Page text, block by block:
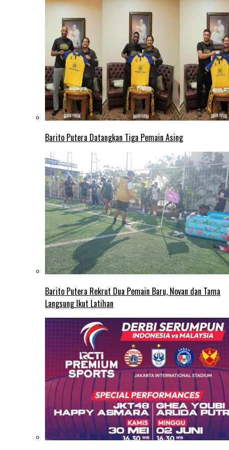
Barito Putera Datangkan Tiga Pemain Asing
Barito Putera Rekrut Dua Pemain Baru, Novan dan Tama
Langsung Ikut Latihan